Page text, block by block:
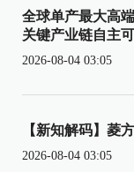
全球单产最大高
关键产业链自主
2026-08-04 03:05
【新知解码】菱
2026-08-04 03:05